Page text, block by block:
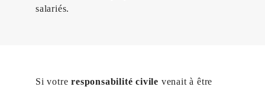
salariés.
Si votreresponsabilité civile venait à être